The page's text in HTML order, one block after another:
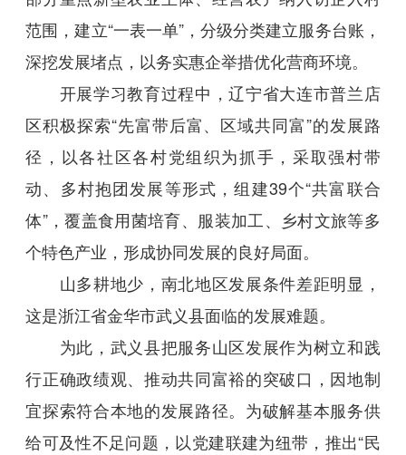
范围，建立“一表一单”，分级分类建立服务台账，
深挖发展堵点，以务实惠企举措优化营商环境。
开展学习教育过程中，辽宁省大连市普兰店
区积极探索“先富带后富、区域共同富”的发展路
径，以各社区各村党组织为抓手，采取强村带
动、多村抱团发展等形式，组建39个“共富联合
体”，覆盖食用菌培育、服装加工、乡村文旅等多
个特色产业，形成协同发展的良好局面。
山多耕地少，南北地区发展条件差距明显，
这是浙江省金华市武义县面临的发展难题。
为此，武义县把服务山区发展作为树立和践
行正确政绩观、推动共同富裕的突破口，因地制
宜探索符合本地的发展路径。为破解基本服务供
给可及性不足问题，以党建联建为纽带，推出“民